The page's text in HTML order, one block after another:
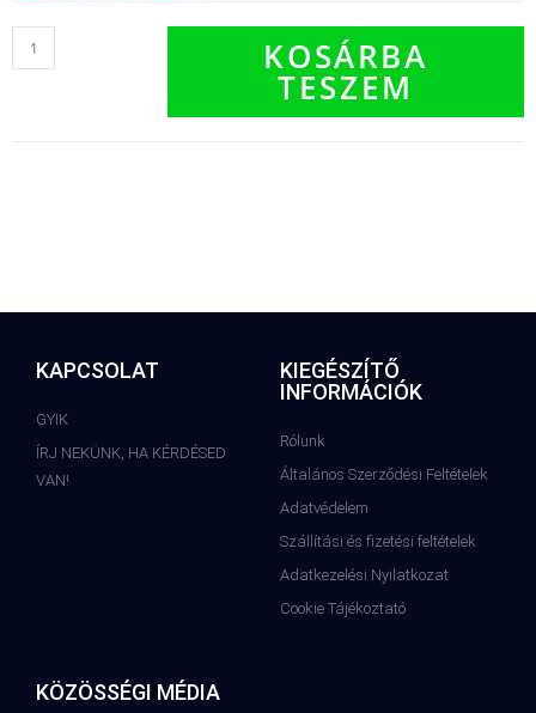
KOSÁRBA
TESZEM
KAPCSOLAT
GYIK
ÍRJ NEKÜNK, HA KÉRDÉSED
VAN!
KIEGÉSZÍTŐ
INFORMÁCIÓK
Rólunk
Általános Szerződési Feltételek
Adatvédelem
Szállítási és fizetési feltételek
Adatkezelési Nyilatkozat
Cookie Tájékoztató
KÖZÖSSÉGI MÉDIA